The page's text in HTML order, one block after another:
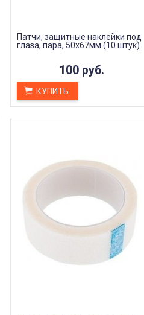
Патчи, защитные наклейки под
глаза, пара, 50x67мм (10 штук)
100 руб.
КУПИТЬ